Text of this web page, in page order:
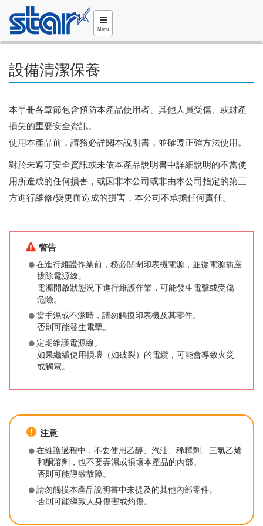
Menu
設備清潔保養
本手冊各章節包含預防本產品使用者、其他人員受傷、或財產
損失的重要安全資訊。
使用本產品前，請務必詳閱本說明書，並確遵正確方法使用。
對於未遵守安全資訊或未依本產品說明書中詳細說明的不當使
用所造成的任何損害，或因非本公司或非由本公司指定的第三
方進行維修/變更而造成的損害，本公司不承擔任何責任。
警告
在進行維護作業前，務必關閉印表機電源，並從電源插座
拔除電源線。
電源開啟狀態況下進行維護作業，可能發生電擊或受傷
危險。
當手濕或不潔時，請勿觸摸印表機及其零件。
否則可能發生電擊。
定期維護電源線。
如果繼續使用損壞（如破裂）的電纜，可能會導致火災
或觸電。
注意
在維護過程中，不要使用乙醇、汽油、稀釋劑、三氯乙烯
和酮溶劑，也不要弄濕或損壞本產品的內部。
否則可能導致故障。
請勿觸摸本產品說明書中未提及的其他內部零件。
否則可能導致人身傷害或灼傷。